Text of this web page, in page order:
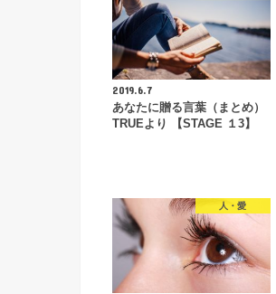
2019.6.7
あなたに贈る言葉（まとめ）
TRUEより 【STAGE １3】
人・愛